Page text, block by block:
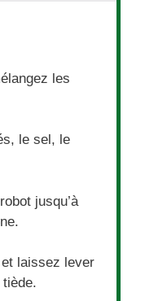
les
le sel, le
jusqu’à
et laissez lever